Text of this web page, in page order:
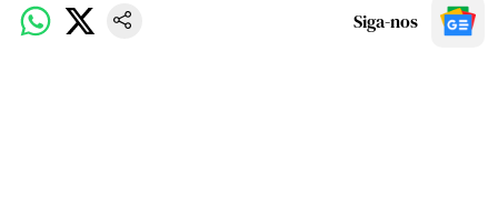
Siga-nos